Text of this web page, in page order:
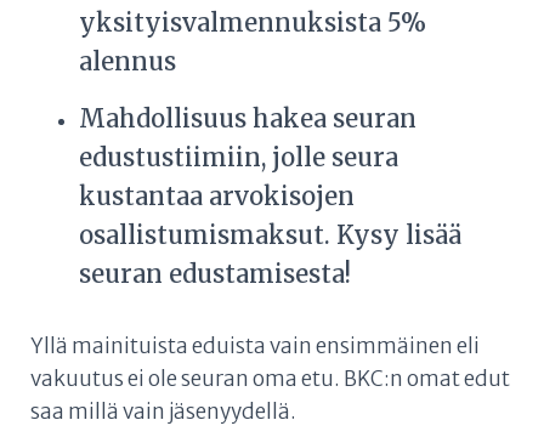
yksityisvalmennuksista 5%
alennus
Mahdollisuus hakea seuran
edustustiimiin, jolle seura
kustantaa arvokisojen
osallistumismaksut. Kysy lisää
seuran edustamisesta!
Yllä mainituista eduista vain ensimmäinen eli
vakuutus ei ole seuran oma etu. BKC:n omat edut
saa millä vain jäsenyydellä.